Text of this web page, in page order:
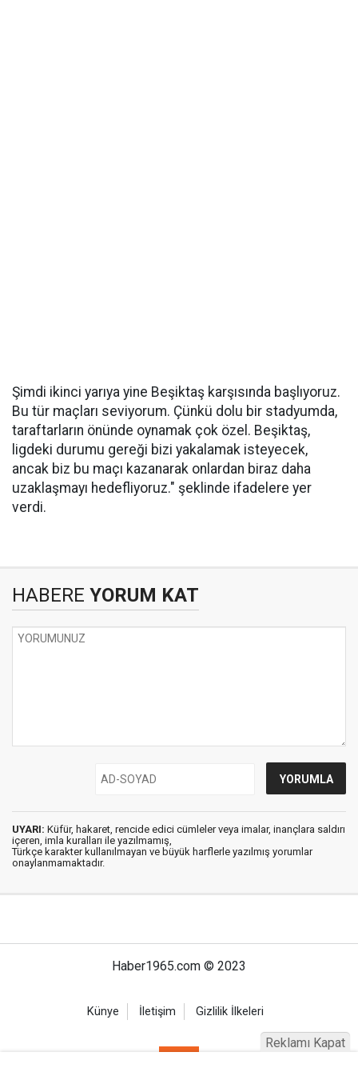
Şimdi ikinci yarıya yine Beşiktaş karşısında başlıyoruz.
Bu tür maçları seviyorum. Çünkü dolu bir stadyumda,
taraftarların önünde oynamak çok özel. Beşiktaş,
ligdeki durumu gereği bizi yakalamak isteyecek,
ancak biz bu maçı kazanarak onlardan biraz daha
uzaklaşmayı hedefliyoruz." şeklinde ifadelere yer
verdi.
HABERE YORUM KAT
UYARI: Küfür, hakaret, rencide edici cümleler veya imalar, inançlara saldırı
içeren, imla kuralları ile yazılmamış,
Türkçe karakter kullanılmayan ve büyük harflerle yazılmış yorumlar
onaylanmamaktadır.
Haber1965.com © 2023
Künye İletişim Gizlilik İlkeleri
Reklamı Kapat